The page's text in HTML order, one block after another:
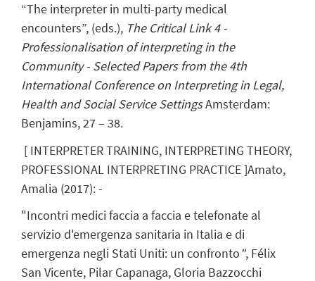
“The interpreter in multi-party medical
encounters”, (eds.), The Critical Link 4 -
Professionalisation of interpreting in the
Community - Selected Papers from the 4th
International Conference on Interpreting in Legal,
Health and Social Service SettingsAmsterdam:
Benjamins, 27 – 38.
[ INTERPRETER TRAINING, INTERPRETING THEORY,
PROFESSIONAL INTERPRETING PRACTICE]Amato,
Amalia (2017):-
"Incontri medici faccia a faccia e telefonate al
servizio d'emergenza sanitaria in Italia e di
emergenza negli Stati Uniti: un confronto", Félix
San Vicente, Pilar Capanaga, Gloria Bazzocchi